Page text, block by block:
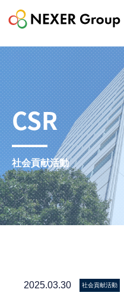
CSR
社会貢献活動
2025.03.30 社会貢献活動